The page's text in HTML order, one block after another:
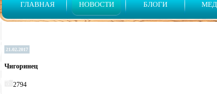
ГЛАВНАЯ НОВОСТИ БЛОГИ
21.02.2017
Чигоринец
2794